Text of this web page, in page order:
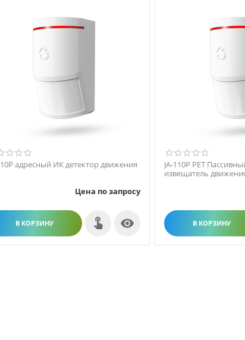
адресный ИК детектор движения
Цена по запросу
В КОРЗИНУ 
JA-110P PET
извещатель
В КОРЗИНУ